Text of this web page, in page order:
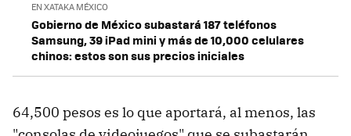
EN XATAKA MÉXICO
Gobierno de México subastará 187 teléfonos
Samsung, 39 iPad mini y más de 10,000 celulares
chinos: estos son sus precios iniciales
64,500 pesos es lo que aportará, al menos, las